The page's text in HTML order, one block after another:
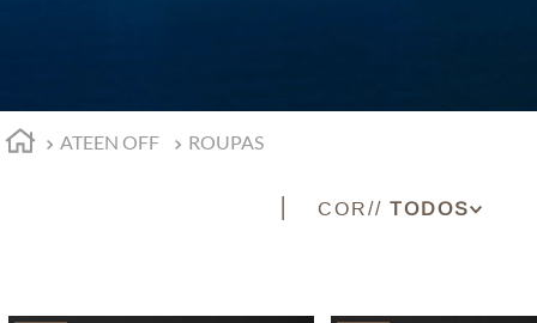
ATEEN OFF ROUPAS
COR
AZUL